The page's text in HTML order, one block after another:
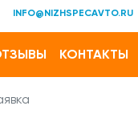
INFO@NIZHSPECAVTO.RU
КОНТАКТЫ